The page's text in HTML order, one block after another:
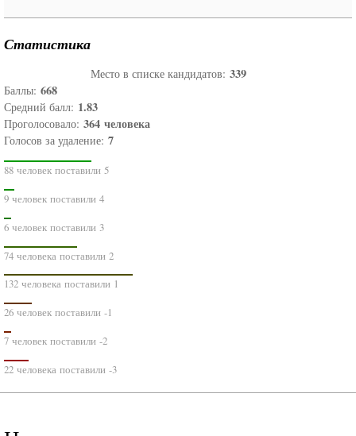
Статистика
Место в списке кандидатов: 339
Баллы: 668
Средний балл: 1.83
Проголосовало: 364 человека
Голосов за удаление: 7
88 человек поставили 5
9 человек поставили 4
6 человек поставили 3
74 человека поставили 2
132 человека поставили 1
26 человек поставили -1
7 человек поставили -2
22 человека поставили -3